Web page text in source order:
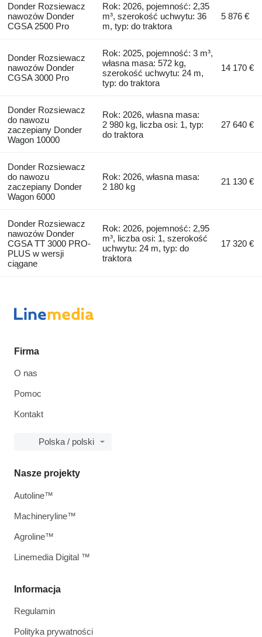
Donder Rozsiewacz
nawozów Donder
CGSA 2500 Pro
Rok: 2026, pojemność: 2,35
m³, szerokość uchwytu: 36
m, typ: do traktora
5 876 €
Donder Rozsiewacz
nawozów Donder
CGSA 3000 Pro
Rok: 2025, pojemność: 3 m³,
własna masa: 572 kg,
szerokość uchwytu: 24 m,
typ: do traktora
14 170 €
Donder Rozsiewacz
do nawozu
zaczepiany Donder
Wagon 10000
Rok: 2026, własna masa:
2 980 kg, liczba osi: 1, typ:
do traktora
27 640 €
Donder Rozsiewacz
do nawozu
zaczepiany Donder
Wagon 6000
Rok: 2026, własna masa:
2 180 kg
21 130 €
Donder Rozsiewacz
nawozów Donder
CGSA TT 3000 PRO-
PLUS w wersji
ciągane
Rok: 2026, pojemność: 2,95
m³, liczba osi: 1, szerokość
uchwytu: 24 m, typ: do
traktora
17 320 €
Firma
O nas
Pomoc
Kontakt
Polska / polski
Informacja
Regulamin
Polityka prywatności
Nasze projekty
Autoline™
Machineryline™
Agroline™
Linemedia Digital ™